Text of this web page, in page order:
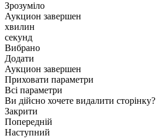
Зрозуміло
Аукцион завершен
хвилин
секунд
Вибрано
Додати
Аукцион завершен
Приховати параметри
Всі параметри
Ви дійсно хочете видалити сторінку?
Закрити
Попередній
Наступний